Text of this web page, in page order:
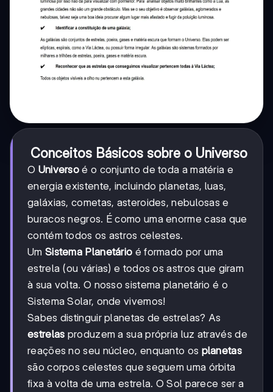
Conceitos Básicos sobre o Universo
O Universo é o conjunto de toda a matéria e
energia existente, incluindo planetas, luas,
galáxias, cometas, asteroides, nebulosas e
buracos negros. É como uma enorme casa que
contém todos os astros celestes.
Um Sistema Planetário é formado por uma
estrela (ou várias) e todos os astros que giram
à sua volta. O nosso sistema planetário é o
Sistema Solar, onde vivemos!
Sabes distinguir planetas de estrelas? As
estrelas produzem a sua própria luz através de
reações no seu núcleo, enquanto os planetas
são corpos celestes que seguem uma órbita
fixa à volta de uma estrela. O Sol parece ser a